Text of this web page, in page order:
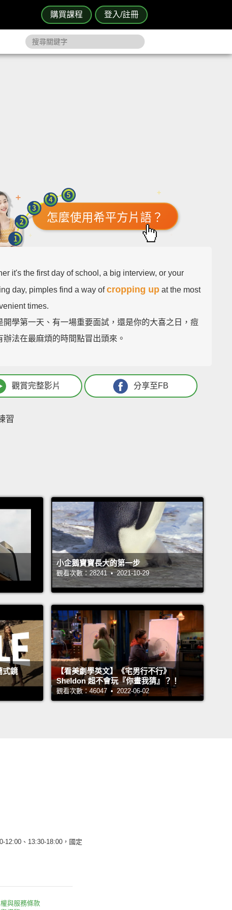
購買課程 登入/註冊
怎麼使用希平方片語？
it's the first day of school, a big interview, or your
day, pimples find a way ofcropping up at the most
times.
開學第一天、有一場重要面試，還是你的大喜之日，痘
辦法在最麻煩的時間點冒出頭來。
觀賞完整影片 分享至FB
習
小企鵝寶寶長大的第一步
觀看次數：28241 • 2021-10-29
式鏡
【看美劇學英文】《宅男行不行》
Sheldon 超不會玩『你畫我猜』？！
觀看次數：46047 • 2022-06-02
12:00、13:30-18:00，國定
與服務條款